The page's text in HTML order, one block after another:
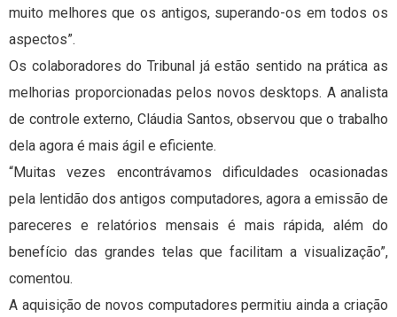
muito melhores que os antigos, superando-os em todos os
aspectos”.
Os colaboradores do Tribunal já estão sentido na prática as
melhorias proporcionadas pelos novos desktops. A analista
de controle externo, Cláudia Santos, observou que o trabalho
dela agora é mais ágil e eficiente.
“Muitas vezes encontrávamos dificuldades ocasionadas
pela lentidão dos antigos computadores, agora a emissão de
pareceres e relatórios mensais é mais rápida, além do
benefício das grandes telas que facilitam a visualização”,
comentou.
A aquisição de novos computadores permitiu ainda a criação